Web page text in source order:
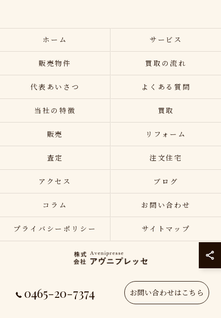
0465-20-7374 お問い合わせはこちら
ホーム サービス
販売物件 買取の流れ
代表あいさつ よくある質問
当社の特徴 買取
販売 リフォーム
査定 注文住宅
アクセス ブログ
コラム お問い合わせ
プライバシーポリシー サイトマップ
© 2026 神奈川県小田原の不動産売却なら株式会社アヴニプレッセ ALL RIGHTS
RESERVED.